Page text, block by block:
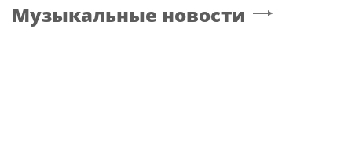
Музыкальные новости